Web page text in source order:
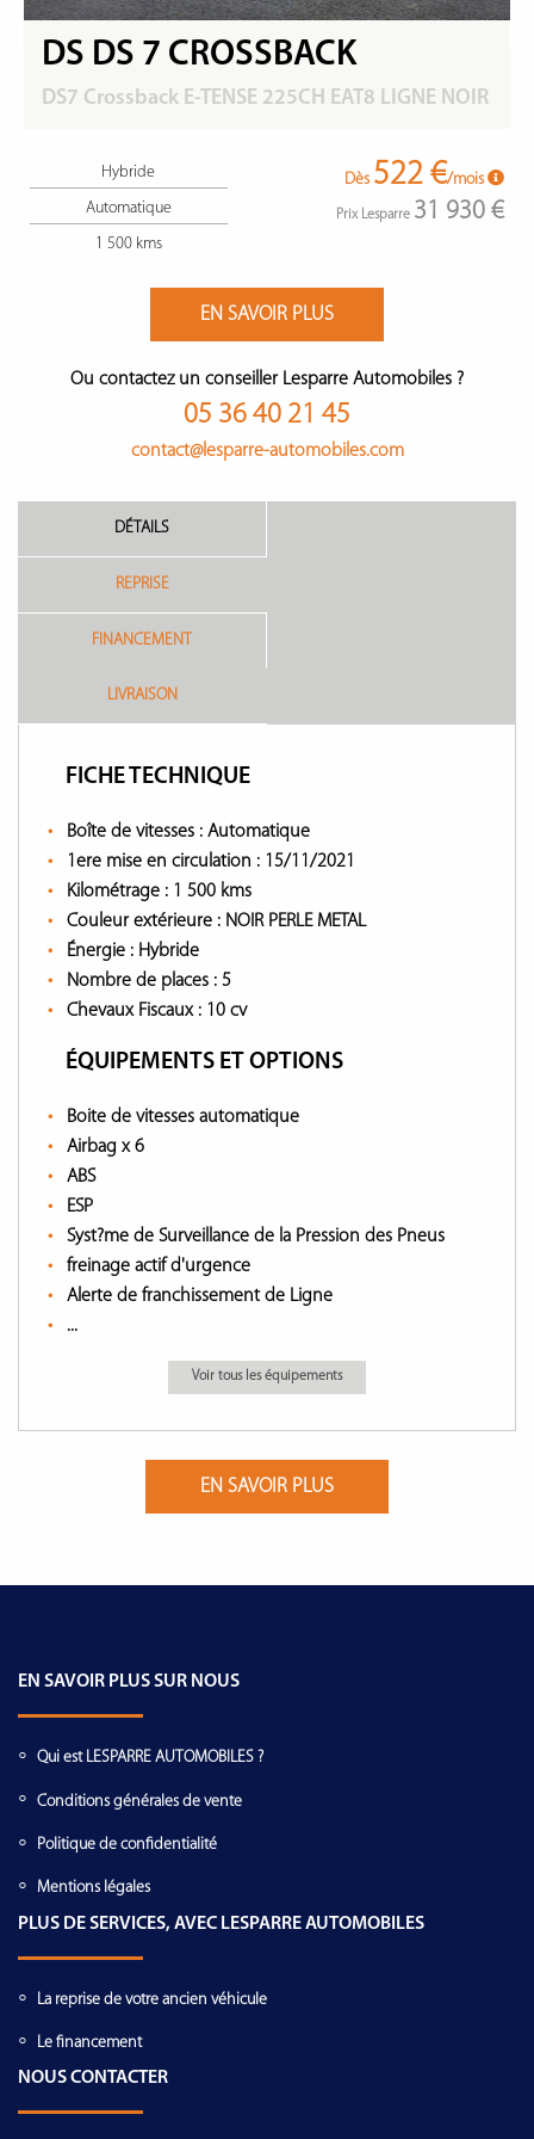
DS DS 7 CROSSBACK
DS7 Crossback E-TENSE 225CH EAT8 LIGNE NOIR
Hybride
Automatique
1 500 kms
Dès 522 €/mois
Prix Lesparre 31 930 €
EN SAVOIR PLUS
Ou contactez un conseiller Lesparre Automobiles ?
05 36 40 21 45
contact@lesparre-automobiles.com
DÉTAILS
REPRISE
FINANCEMENT
LIVRAISON
FICHE TECHNIQUE
Boîte de vitesses : Automatique
1ere mise en circulation : 15/11/2021
Kilométrage : 1 500 kms
Couleur extérieure : NOIR PERLE METAL
Énergie : Hybride
Nombre de places : 5
Chevaux Fiscaux : 10 cv
ÉQUIPEMENTS ET OPTIONS
Boite de vitesses automatique
Airbag x 6
ABS
ESP
Syst?me de Surveillance de la Pression des Pneus
freinage actif d'urgence
Alerte de franchissement de Ligne
...
Voir tous les équipements
EN SAVOIR PLUS
EN SAVOIR PLUS SUR NOUS
Qui est LESPARRE AUTOMOBILES ?
Conditions générales de vente
Politique de confidentialité
Mentions légales
PLUS DE SERVICES, AVEC LESPARRE AUTOMOBILES
La reprise de votre ancien véhicule
Le financement
NOUS CONTACTER